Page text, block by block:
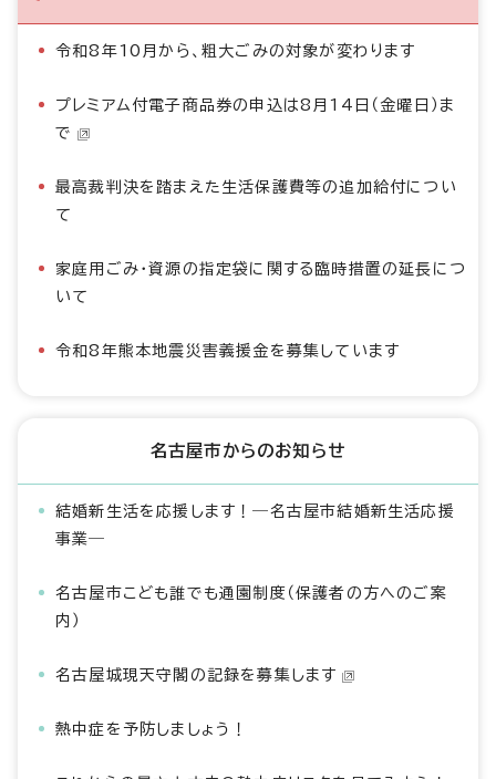
令和8年10月から、粗大ごみの対象が変わります
プレミアム付電子商品券の申込は8月14日（金曜日）ま
で
最高裁判決を踏まえた生活保護費等の追加給付につい
て
家庭用ごみ・資源の指定袋に関する臨時措置の延長につ
いて
令和8年熊本地震災害義援金を募集しています
名古屋市からのお知らせ
結婚新生活を応援します！―名古屋市結婚新生活応援
事業―
名古屋市こども誰でも通園制度（保護者の方へのご案
内）
名古屋城現天守閣の記録を募集します
熱中症を予防しましょう！